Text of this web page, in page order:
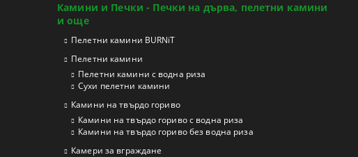
Камини и Печки - Печки на дърва, пелетни камини
и още
Пелетни камини BURNiT
Пелетни камини
Пелетни камини с водна риза
Сухи пелетни камини
Камини на твърдо гориво
Камини на твърдо гориво с водна риза
Камини на твърдо гориво без водна риза
Камери за вграждане